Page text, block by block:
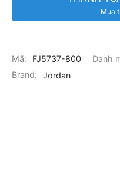
Mua
Mã: FJ5737-800 Danh
Brand:
Jordan